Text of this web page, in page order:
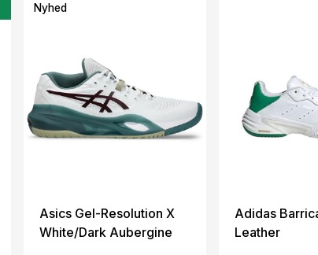
Nyhed
Asics Gel-Resolution X
White/Dark Aubergine
Adidas
Leather